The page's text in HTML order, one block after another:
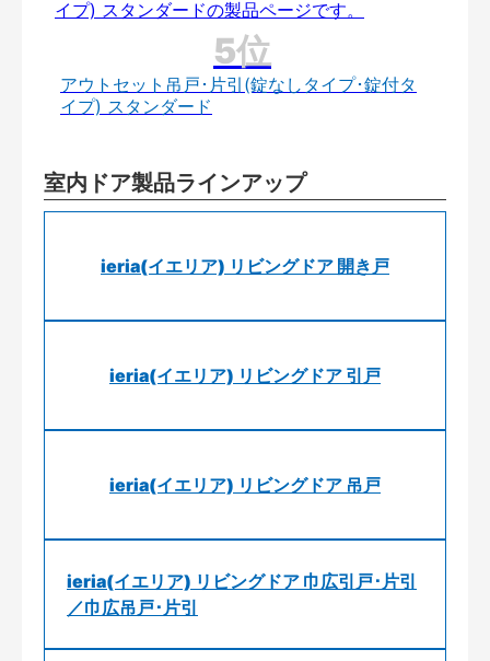
アウトセット吊戸･片引(錠なしタイプ･錠付タ
イプ) スタンダード
室内ドア製品ラインアップ
ieria(イエリア) リビングドア 開き戸
ieria(イエリア) リビングドア 引戸
ieria(イエリア) リビングドア 吊戸
ieria(イエリア) リビングドア 巾広引戸･片引
／巾広吊戸･片引